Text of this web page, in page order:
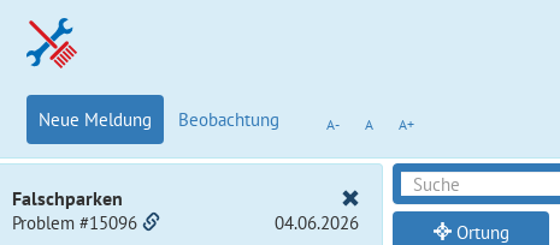
Neue Meldung Beobachtung A- A A+
Falschparken
Problem #15096 04.06.2026 Ortung